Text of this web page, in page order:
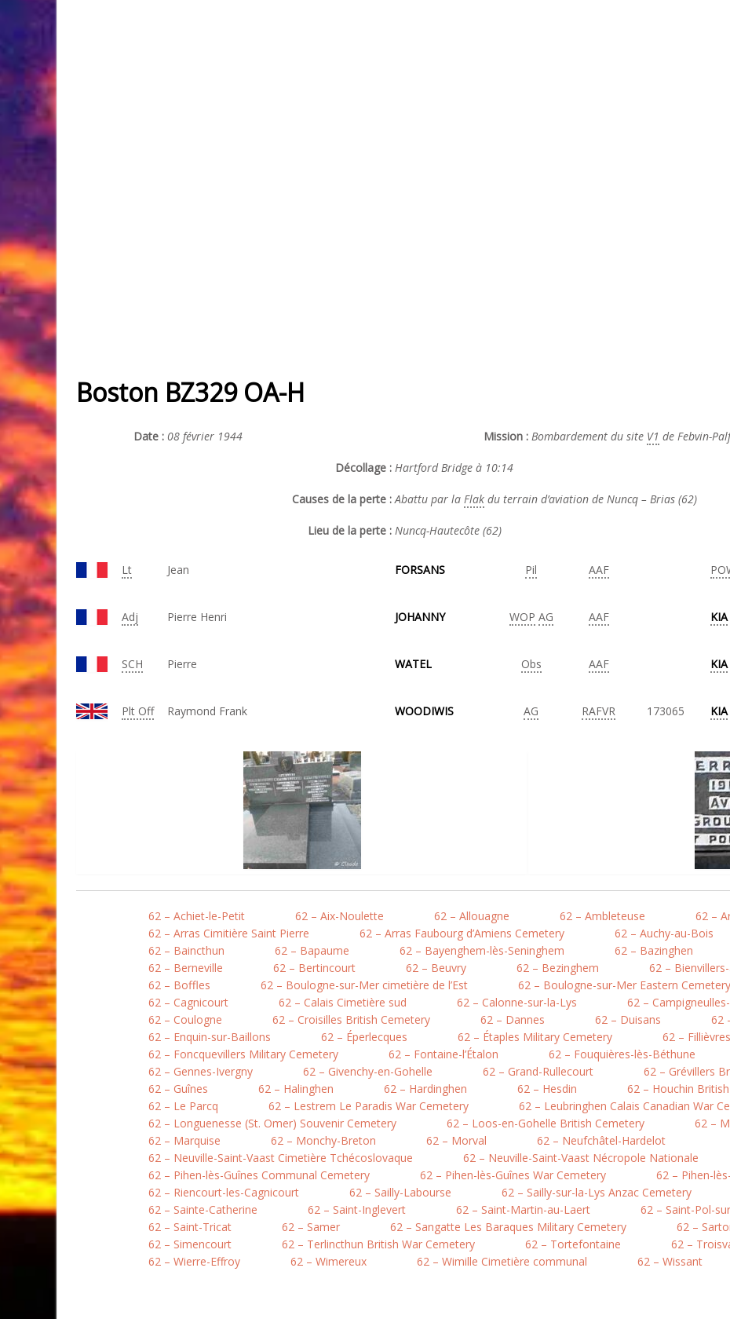
Boston BZ329 OA-H
Date : 08 février 1944 Mission : Bombardement du site V1 de Febvin-
Décollage : Hartford Bridge à 10:14
Causes de la perte :Abattu par la Flak du terrain d’aviation de Nuncq – Brias (62)
Lieu de la perte : Nuncq-Hautecôte (62)
Lt Jean FORSANS Pil AAF
Adj Pierre Henri JOHANNY WOP AG AAF KIA
SCH Pierre WATEL Obs AAF KIA
Plt Off Raymond Frank WOODIWIS AG RAFVR 173065 KIA
62 – Achiet-le-Petit 62 – Aix-Noulette 62 – Allouagne 62 – Ambleteuse
62 –
62 – Arras Cimitière Saint Pierre
62 – Arras Faubourg d’Amiens Cemetery 62 – Auchy-au-Bois
62 – Baincthun
62 – Bapaume 62 – Bayenghem-lès-Seninghem 62 – Bazinghen
62 – Berneville
62 – Bertincourt 62 – Beuvry 62 – Bezinghem
62 –
62 – Boffles
62 – Boulogne-sur-Mer cimetière de l’Est 62 – Boulogne-sur-Mer Eastern Cemetery
62 – Cagnicourt
62 – Calais Cimetière sud 62 – Calonne-sur-la-Lys 62 –
62 – Coulogne
62 – Croisilles British Cemetery 62 – Dannes 62 – Duisans 62
62 – Enquin-sur-Baillons
62 – Éperlecques 62 – Étaples Military Cemetery
62 – Fillièvres
62 – Foncquevillers Military Cemetery
62 – Fontaine-l’Étalon 62 – Fouquières-lès-Béthune
62 – Gennes-Ivergny
62 – Givenchy-en-Gohelle 62 – Grand-Rullecourt 62 – Grévillers
62 – Guînes
62 – Halinghen 62 – Hardinghen 62 – Hesdin 62 – Houchin
62 – Le Parcq
62 – Lestrem Le Paradis War Cemetery 62 – Leubringhen Calais Canadian War
62 – Longuenesse (St. Omer) Souvenir Cemetery
62 – Loos-en-Gohelle British Cemetery 62 –
62 – Marquise
62 – Monchy-Breton 62 – Morval
62 – Neufchâtel-Hardelot
62 – Neuville-Saint-Vaast Cimetière Tchécoslovaque
62 – Neuville-Saint-Vaast Nécropole Nationale
62 – Pihen-lès-Guînes Communal Cemetery
62 – Pihen-lès-Guînes War Cemetery 62 – Pihen-
62 – Riencourt-les-Cagnicourt
62 – Sailly-Labourse 62 – Sailly-sur-la-Lys Anzac Cemetery
62 – Sainte-Catherine
62 – Saint-Inglevert 62 – Saint-Martin-au-Laert
62 – Saint-Pol-
62 – Saint-Tricat
62 – Samer 62 – Sangatte Les Baraques Military Cemetery 62 –
62 – Simencourt
62 – Terlincthun British War Cemetery 62 – Tortefontaine 62 –
62 – Wierre-Effroy
62 – Wimereux 62 – Wimille Cimetière communal 62 – Wissant